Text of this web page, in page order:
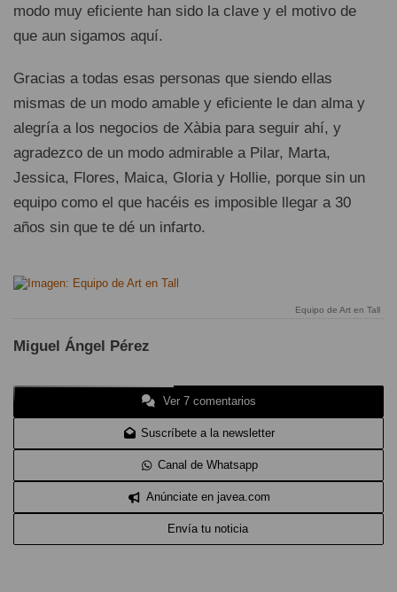
modo muy eficiente han sido la clave y el motivo de
que aun sigamos aquí.
Gracias a todas esas personas que siendo ellas
mismas de un modo amable y eficiente le dan alma y
alegría a los negocios de Xàbia para seguir ahí, y
agradezco de un modo admirable a Pilar, Marta,
Jessica, Flores, Maica, Gloria y Hollie, porque sin un
equipo como el que hacéis es imposible llegar a 30
años sin que te dé un infarto.
Equipo de Art en Tall
Miguel Ángel Pérez
Ver 7 comentarios
Suscríbete a la newsletter
Canal de Whatsapp
Anúnciate en javea.com
Envía tu noticia